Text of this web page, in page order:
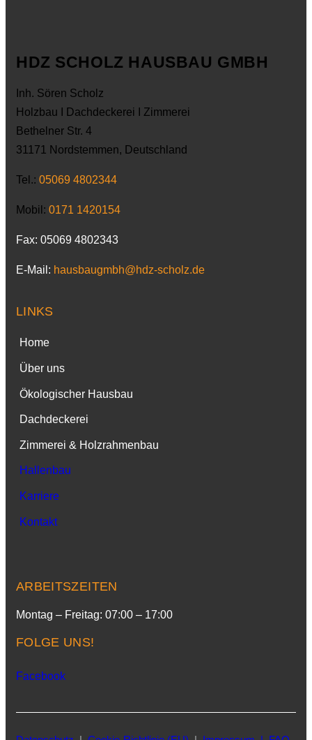
HDZ SCHOLZ HAUSBAU GMBH
Inh. Sören Scholz
Holzbau I Dachdeckerei I Zimmerei
Bethelner Str. 4
31171 Nordstemmen, Deutschland
Tel.: 05069 4802344
Mobil: 0171 1420154
Fax: 05069 4802343
E-Mail: hausbaugmbh@hdz-scholz.de
LINKS
Home
Über uns
Ökologischer Hausbau
Dachdeckerei
Zimmerei & Holzrahmenbau
Hallenbau
Karriere
Kontakt
ARBEITSZEITEN
Montag – Freitag: 07:00 – 17:00
FOLGE UNS!
Facebook